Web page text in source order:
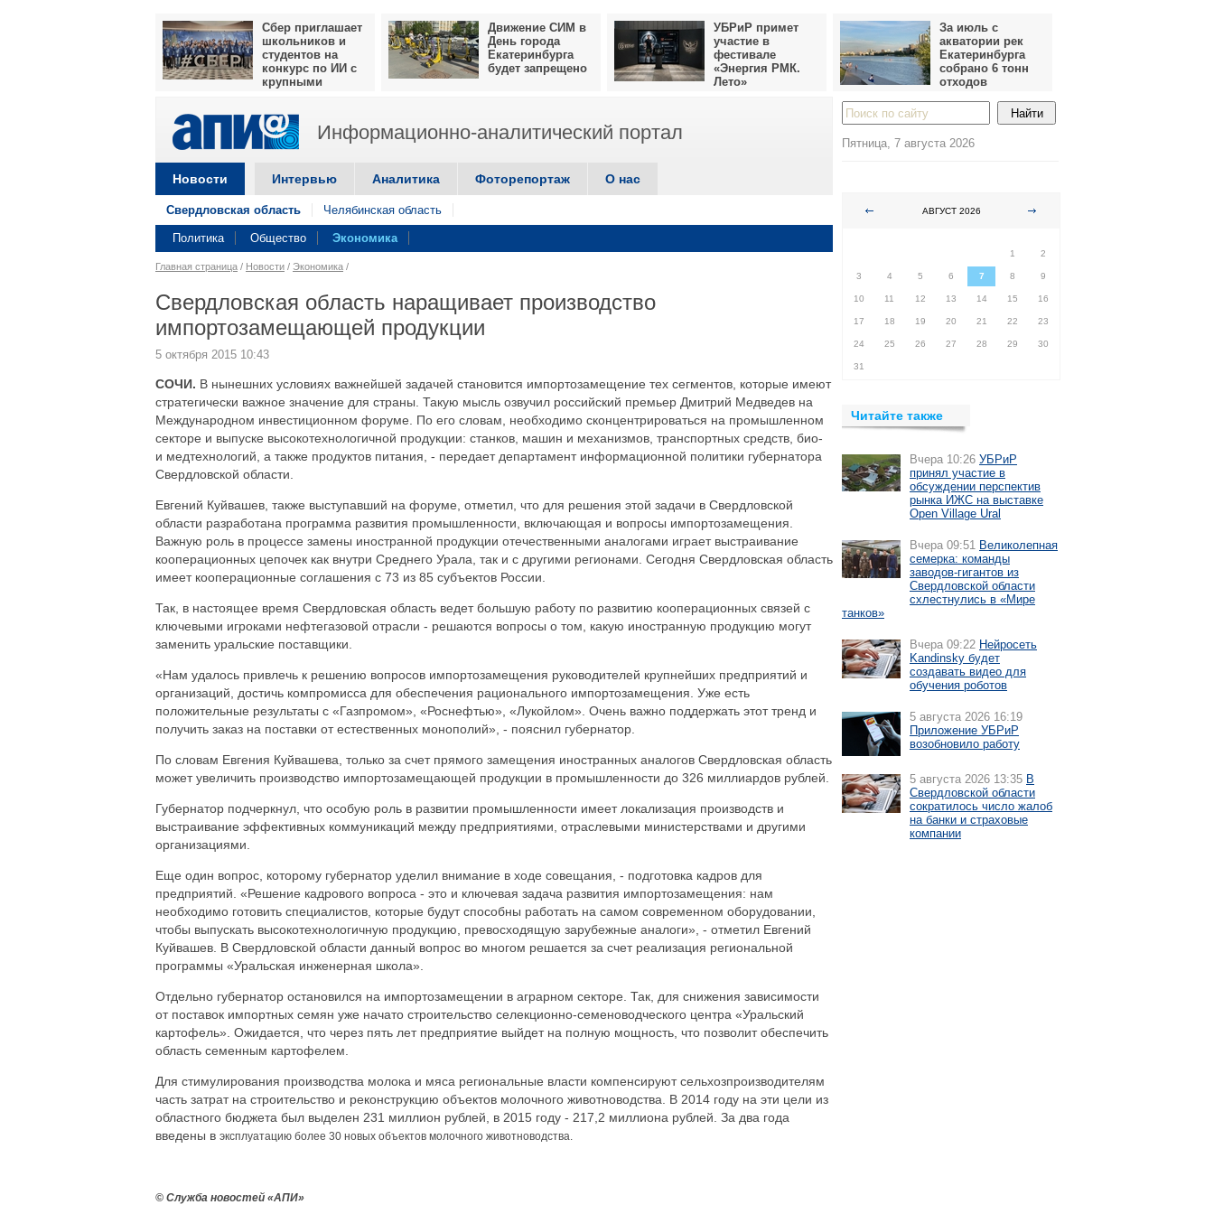
Сбер приглашает
школьников и
студентов на
конкурс по ИИ с
крупными
Движение СИМ в
День города
Екатеринбурга
будет запрещено
УБРиР примет
участие в
фестивале
«Энергия РМК.
Лето»
За июль с
акватории рек
Екатеринбурга
собрано 6 тонн
отходов
Информационно-аналитический портал
Новости Интервью Аналитика Фоторепортаж О нас
Свердловская область Челябинская область
Политика Общество Экономика
Главная страница / Новости / Экономика /
Свердловская область наращивает производство
импортозамещающей продукции
5 октября 2015 10:43
СОЧИ. В нынешних условиях важнейшей задачей становится импортозамещение тех сегментов, которые имеют
стратегически важное значение для страны. Такую мысль озвучил российский премьер Дмитрий Медведев на
Международном инвестиционном форуме. По его словам, необходимо сконцентрироваться на промышленном
секторе и выпуске высокотехнологичной продукции: станков, машин и механизмов, транспортных средств, био-
и медтехнологий, а также продуктов питания, - передает департамент информационной политики губернатора
Свердловской области.
Евгений Куйвашев, также выступавший на форуме, отметил, что для решения этой задачи в Свердловской
области разработана программа развития промышленности, включающая и вопросы импортозамещения.
Важную роль в процессе замены иностранной продукции отечественными аналогами играет выстраивание
кооперационных цепочек как внутри Среднего Урала, так и с другими регионами. Сегодня Свердловская область
имеет кооперационные соглашения с 73 из 85 субъектов России.
Так, в настоящее время Свердловская область ведет большую работу по развитию кооперационных связей с
ключевыми игроками нефтегазовой отрасли - решаются вопросы о том, какую иностранную продукцию могут
заменить уральские поставщики.
«Нам удалось привлечь к решению вопросов импортозамещения руководителей крупнейших предприятий и
организаций, достичь компромисса для обеспечения рационального импортозамещения. Уже есть
положительные результаты с «Газпромом», «Роснефтью», «Лукойлом». Очень важно поддержать этот тренд и
получить заказ на поставки от естественных монополий», - пояснил губернатор.
По словам Евгения Куйвашева, только за счет прямого замещения иностранных аналогов Свердловская область
может увеличить производство импортозамещающей продукции в промышленности до 326 миллиардов рублей.
Губернатор подчеркнул, что особую роль в развитии промышленности имеет локализация производств и
выстраивание эффективных коммуникаций между предприятиями, отраслевыми министерствами и другими
организациями.
Еще один вопрос, которому губернатор уделил внимание в ходе совещания, - подготовка кадров для
предприятий. «Решение кадрового вопроса - это и ключевая задача развития импортозамещения: нам
необходимо готовить специалистов, которые будут способны работать на самом современном оборудовании,
чтобы выпускать высокотехнологичную продукцию, превосходящую зарубежные аналоги», - отметил Евгений
Куйвашев. В Свердловской области данный вопрос во многом решается за счет реализация региональной
программы «Уральская инженерная школа».
Отдельно губернатор остановился на импортозамещении в аграрном секторе. Так, для снижения зависимости
от поставок импортных семян уже начато строительство селекционно-семеноводческого центра «Уральский
картофель». Ожидается, что через пять лет предприятие выйдет на полную мощность, что позволит обеспечить
область семенным картофелем.
Для стимулирования производства молока и мяса региональные власти компенсируют сельхозпроизводителям
часть затрат на строительство и реконструкцию объектов молочного животноводства. В 2014 году на эти цели из
областного бюджета был выделен 231 миллион рублей, в 2015 году - 217,2 миллиона рублей. За два года
введены в эксплуатацию более 30 новых объектов молочного животноводства.
© Служба новостей «АПИ»
Пятница, 7 августа 2026
АВГУСТ 2026
1
2
3 4 5 6 7 8 9
10 11 12 13 14 15 16
17 18 19 20 21 22 23
24 25 26 27 28 29 30
31
Читайте также
Вчера 10:26 УБРиР
принял участие в
обсуждении перспектив
рынка ИЖС на выставке
Open Village Ural
Вчера 09:51 Великолепная
семерка: команды
заводов-гигантов из
Свердловской области
схлестнулись в «Мире
танков»
Вчера 09:22 Нейросеть
Kandinsky будет
создавать видео для
обучения роботов
5 августа 2026 16:19
Приложение УБРиР
возобновило работу
5 августа 2026 13:35 В
Свердловской области
сократилось число жалоб
на банки и страховые
компании